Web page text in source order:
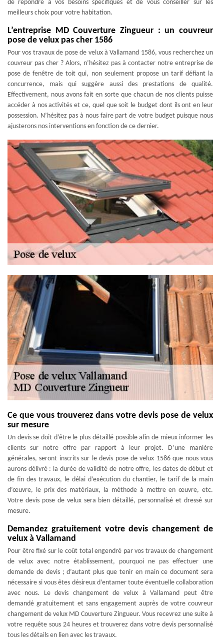
de répondre à vos besoins spécifiques et de vous conseiller sur les
meilleurs choix pour votre habitation.
L’entreprise MD Couverture Zingueur : un couvreur
pose de velux pas cher 1586
Pour vos travaux de pose de velux à Vallamand 1586, vous recherchez un
couvreur pas cher ? Alors, n’hésitez pas à contacter notre entreprise de
pose de fenêtre de toit qui, non seulement propose un tarif défiant la
concurrence, mais qui suggère aussi des prestations de qualité.
Effectivement, nous avons fait en sorte que chacun de nos clients puisse
accéder à nos activités et ce, quel que soit le budget dont ils ont en leur
possession. N’hésitez pas à nous faire part de votre budget puisque nous
ajusterons nos interventions en fonction de ce dernier.
Ce que vous trouverez dans votre devis pose de velux
sur mesure
Un devis se doit d’être le plus détaillé possible afin de mieux informer les
clients sur notre offre par rapport à leur projet. D’une manière
générales, seront inscrits sur le devis pose de velux 1586 que nous vous
aurons délivré : la durée de validité de notre offre, les dates de début et
de fin des travaux, le délai d’exécution du chantier, le tarif de la main
d’œuvre, le prix des matériaux, la méthode à mettre en œuvre, etc.
Votre devis pose de velux sera bien détaillé, personnalisé et dressé sur
mesure.
Demandez gratuitement votre devis changement de
velux à Vallamand
Pour être fixé sur le coût total engendré par vos travaux de changement
de velux avec notre établissement, pourquoi ne pas effectuer une
demande de devis ; d’autant plus que tenir en main ce document sera
nécessaire si vous êtes désireux d’entamer toute éventuelle collaboration
avec nous. Le devis changement de velux à Vallamand peut être
demandé gratuitement et sans engagement auprès de votre couvreur
changement de velux MD Couverture Zingueur. Vous recevrez une suite à
votre requête sous 24 heures et trouverez dans votre devis personnalisé
tous les détails en lien avec les travaux.